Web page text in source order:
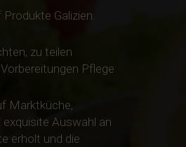
Galizien.
zu teilen
Pflege
Marktküche,
exquisite Auswahl an
erholt und die